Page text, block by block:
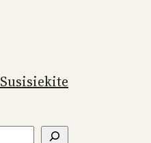
Susisiekite